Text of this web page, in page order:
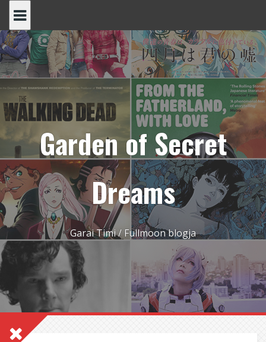
content
Garden of Secret
Dreams
Garai Timi / Fullmoon blogja